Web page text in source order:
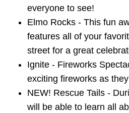
everyone to see!
Elmo Rocks - This fun
features all of your
street for a great
Ignite - Fireworks
exciting fireworks as
NEW! Rescue Tails -
will be able to learn all